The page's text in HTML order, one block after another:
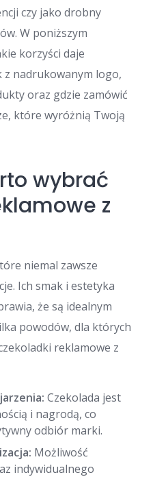
czy jako drobny
W poniższym
korzyści daje
z nadrukowanym logo,
oraz gdzie zamówić
które wyróżnią Twoją
wybrać
z
niemal zawsze
Ich smak i estetyka
że są idealnym
powodów, dla których
reklamowe z
Czekolada jest
i nagrodą, co
odbiór marki.
Możliwość
indywidualnego